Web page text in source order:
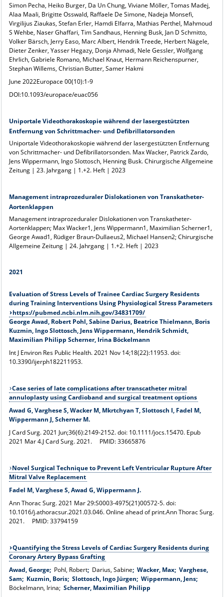
Simon Pecha, Heiko Burger, Da Un Chung, Viviane Möller, Tomas Madej,
Alaa Maali, Brigitte Osswald, Raffaele De Simone, Nadeja Monsefi,
Virgilijus Ziaukas, Stefan Erler, Hamdi Elfarra, Mathias Perthel, Mahmoud
S Wehbe, Naser Ghaffari, Tim Sandhaus, Henning Busk, Jan D Schmitto,
Volker Bärsch, Jerry Easo, Marc Albert, Hendrik Treede, Herbert Nägele,
Dieter Zenker, Yasser Hegazy, Donja Ahmadi, Nele Gessler, Wolfgang
Ehrlich, Gabriele Romano, Michael Knaut, Hermann Reichenspurner,
Stephan Willems, Christian Butter, Samer Hakmi
June 2022Europace 00(10):1-9
DOI:10.1093/europace/euac056
Uniportale Videothorakoskopie während der lasergestützten
Entfernung von Schrittmacher- und Defibrillatorsonden
Uniportale Videothorakoskopie während der lasergestützten Entfernung
von Schrittmacher- und Defibrillatorsonden. Max Wacker, Patrick Zardo,
Jens Wippermann, Ingo Slottosch, Henning Busk. Chirurgische Allgemeine
Zeitung | 23. Jahrgang | 1.+2. Heft | 2023
Management intraprozeduraler Dislokationen von Transkatheter-
Aortenklappen
Management intraprozeduraler Dislokationen von Transkatheter-
Aortenklappen; Max Wacker1, Jens Wippermann1, Maximilian Scherner1,
George Awad1, Rüdiger Braun-Dullaeus2, Michael Hansen2; Chirurgische
Allgemeine Zeitung | 24. Jahrgang | 1.+2. Heft | 2023
2021
Evaluation of Stress Levels of Trainee Cardiac Surgery Residents
during Training Interventions Using Physiological Stress Parameters
https://pubmed.ncbi.nlm.nih.gov/34831709/
George Awad, Robert Pohl, Sabine Darius, Beatrice Thielmann, Boris
Kuzmin, Ingo Slottosch, Jens Wippermann, Hendrik Schmidt,
Maximilian Philipp Scherner, Irina Böckelmann
Int J Environ Res Public Health. 2021 Nov 14;18(22):11953. doi:
10.3390/ijerph182211953.
Case series of late complications after transcatheter mitral
annuloplasty using Cardioband and surgical treatment options
Awad G, Varghese S, Wacker M, Mkrtchyan T, Slottosch I, Fadel M,
Wippermann J, Scherner M.
J Card Surg. 2021 Jun;36(6):2149-2152. doi: 10.1111/jocs.15470. Epub
2021 Mar 4.J Card Surg. 2021. PMID:33665876
Novel Surgical Technique to Prevent Left Ventricular Rupture After
Mitral Valve Replacement
Fadel M, Varghese S, Awad G, Wippermann J.
Ann Thorac Surg. 2021 Mar 29:S0003-4975(21)00572-5. doi:
10.1016/j.athoracsur.2021.03.046. Online ahead of print.Ann Thorac Surg.
2021.
PMID:33794159
Quantifying the Stress Levels of Cardiac Surgery Residents during
Coronary Artery Bypass Grafting
Awad, George; Pohl, Robert; Darius, Sabine; Wacker, Max; Varghese,
Sam; Kuzmin, Boris; Slottosch, Ingo Jürgen; Wippermann, Jens;
Böckelmann, Irina; Scherner, Maximilian Philipp